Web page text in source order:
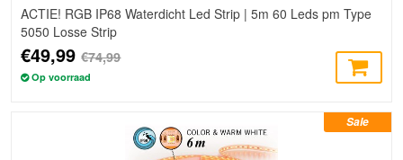
ACTIE! RGB IP68 Waterdicht Led Strip | 5m 60 Leds pm Type
5050 Losse Strip
€49,99€74,99
Op voorraad
Sale